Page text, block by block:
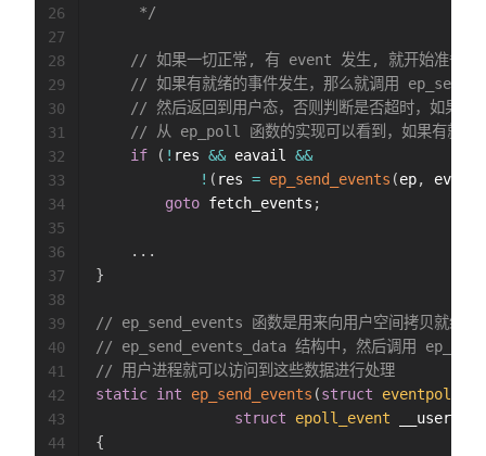
	 */
// 如果一切正常, 有 event 发生, 就开始准备数
// 如果有就绪的事件发生，那么就调用
// 然后返回到用户态，否则判断是否超时，如果没
// 从 ep_poll 函数的实现可以看到，如果有就绪
if
( ! res && eavail &&
! ( res = ep_send_events (ep,
events
goto fetch_events ;
. . .
}
// ep_send_events 函数是用来向用户空间拷贝就绪
// ep_send_events_data 结构中，然后调用
// 用户进程就可以访问到这些数据进行处理
static int ep_send_events (struct eventpoll
struct
epoll_event __user
{
26
27
28
29
30
31
32
33
34
35
36
37
38
39
40
41
42
43
44